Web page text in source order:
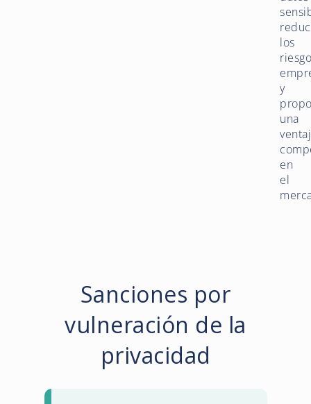
los
y
una
en
el
Sanciones por
vulneración de la
privacidad